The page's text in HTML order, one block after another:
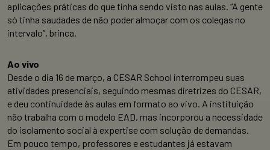
aplicações práticas do que tinha sendo visto nas aulas. “A gente
só tinha saudades de não poder almoçar com os colegas no
intervalo”, brinca.
Ao vivo
Desde o dia 16 de março, a CESAR School interrompeu suas
atividades presenciais, seguindo mesmas diretrizes do CESAR,
e deu continuidade às aulas em formato ao vivo. A instituição
não trabalha com o modelo EAD, mas incorporou a necessidade
do isolamento social à expertise com solução de demandas.
Em pouco tempo, professores e estudantes já estavam